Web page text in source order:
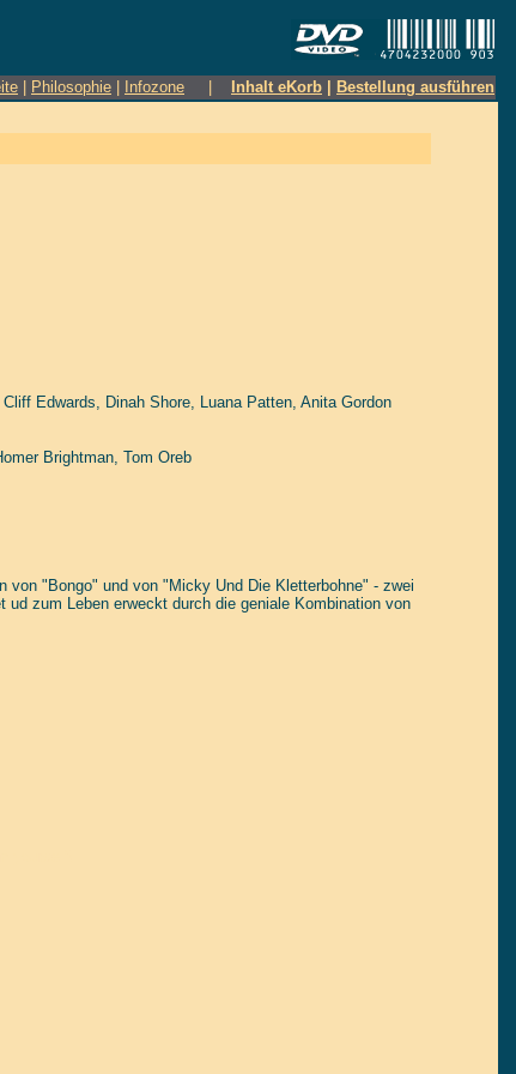
Philosophie Infozone Inhalt eKorb Bestellung ausführen
Cliff Edwards, Dinah Shore, Luana Patten, Anita Gordon
Brightman, Tom Oreb
"Bongo" und von "Micky Und Die Kletterbohne" - zwei
zum Leben erweckt durch die geniale Kombination von